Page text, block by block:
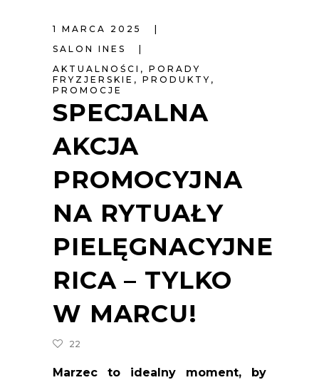
1 MARCA 2025
SALON INES
AKTUALNOŚCI , PORADY
FRYZJERSKIE , PRODUKTY ,
PROMOCJE
SPECJALNA
AKCJA
PROMOCYJNA
NA RYTUAŁY
PIELĘGNACYJNE
RICA – TYLKO
W MARCU!
22
Marzec to idealny moment, by